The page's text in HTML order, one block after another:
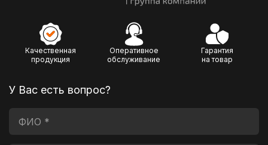
Качественная
продукция
Оперативное
обслуживание
Гарантия
на товар
У Вас есть вопрос?